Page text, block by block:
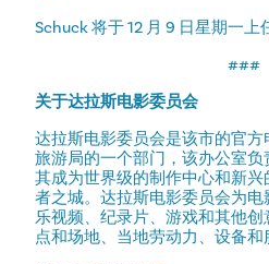
Schuck 将于 12 月 9 日星期一上
###
关于达拉斯电影委员会
达拉斯电影委员会是该市的官
旅游局的一个部门，该办公室
其成为世界级的制作中心和新
者之城。达拉斯电影委员会为
乐视频、纪录片、游戏和其他
点和场地、当地劳动力、设备和